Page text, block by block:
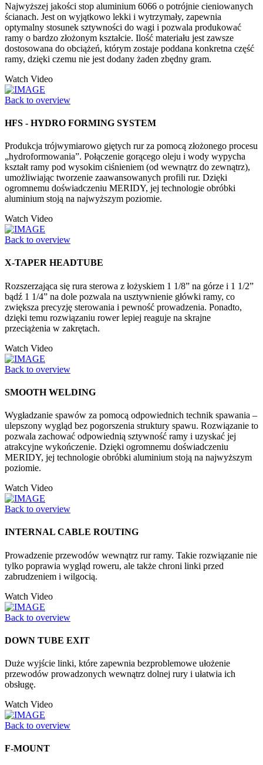
Najwyższej jakości stop aluminium 6066 o potrójnie cieniowanych
ścianach. Jest on wyjątkowo lekki i wytrzymały, zapewnia
optymalny stosunek sztywności do wagi i pozwala produkować
ramy o bardzo złożonym kształcie. Ilość materiału jest zawsze
dostosowana do obciążeń, którym zostaje poddana konkretna część
ramy, dzięki czemu nie jest dodany żaden zbędny gram.
Watch Video
Back to overview
HFS - HYDRO FORMING SYSTEM
Produkcja trójwymiarowo giętych rur za pomocą złożonego procesu
„hydroformowania”. Połączenie gorącego oleju i wody wypycha
kształt ramy pod wysokim ciśnieniem (od wewnątrz do zewnątrz),
umożliwiając tworzenie zaawansowanych profili rur. Dzięki
ogromnemu doświadczeniu MERIDY, jej technologie obróbki
aluminium stoją na najwyższym poziomie.
Watch Video
Back to overview
X-TAPER HEADTUBE
Rozszerzająca się rura sterowa z łożyskiem 1 1/8” na górze i 1 1/2”
bądź 1 1/4” na dole pozwala na usztywnienie główki ramy, co
zwiększa precyzję sterowania i pewność prowadzenia. Ponadto,
dzięki temu rozwiązaniu rower lepiej reaguje na skrajne
przeciążenia w zakrętach.
Watch Video
Back to overview
SMOOTH WELDING
Wygładzanie spawów za pomocą odpowiednich technik spawania –
ulepszony wygląd bez pogorszenia struktury spawu. Rozwiązanie to
pozwala zachować odpowiednią sztywność ramy i uzyskać jej
atrakcyjne wykończenie. Dzięki ogromnemu doświadczeniu
MERIDY, jej technologie obróbki aluminium stoją na najwyższym
poziomie.
Watch Video
Back to overview
INTERNAL CABLE ROUTING
Prowadzenie przewodów wewnątrz rur ramy. Takie rozwiązanie nie
tylko poprawia wygląd roweru, ale także chroni linki przed
zabrudzeniem i wilgocią.
Watch Video
Back to overview
DOWN TUBE EXIT
Duże wyjście linki, które zapewnia bezproblemowe ułożenie
przewodów prowadzonych wewnątrz dolnej rury i ułatwia ich
obsługę.
Watch Video
Back to overview
F-MOUNT